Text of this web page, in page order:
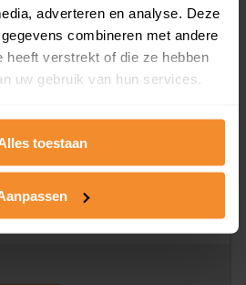
adverteren en analyse. Deze
combineren met andere
heeft verstrekt of die ze hebben
uw gebruik van hun services.
toestaan
pakket
perceel
met de kadastrale erfgrenzen,